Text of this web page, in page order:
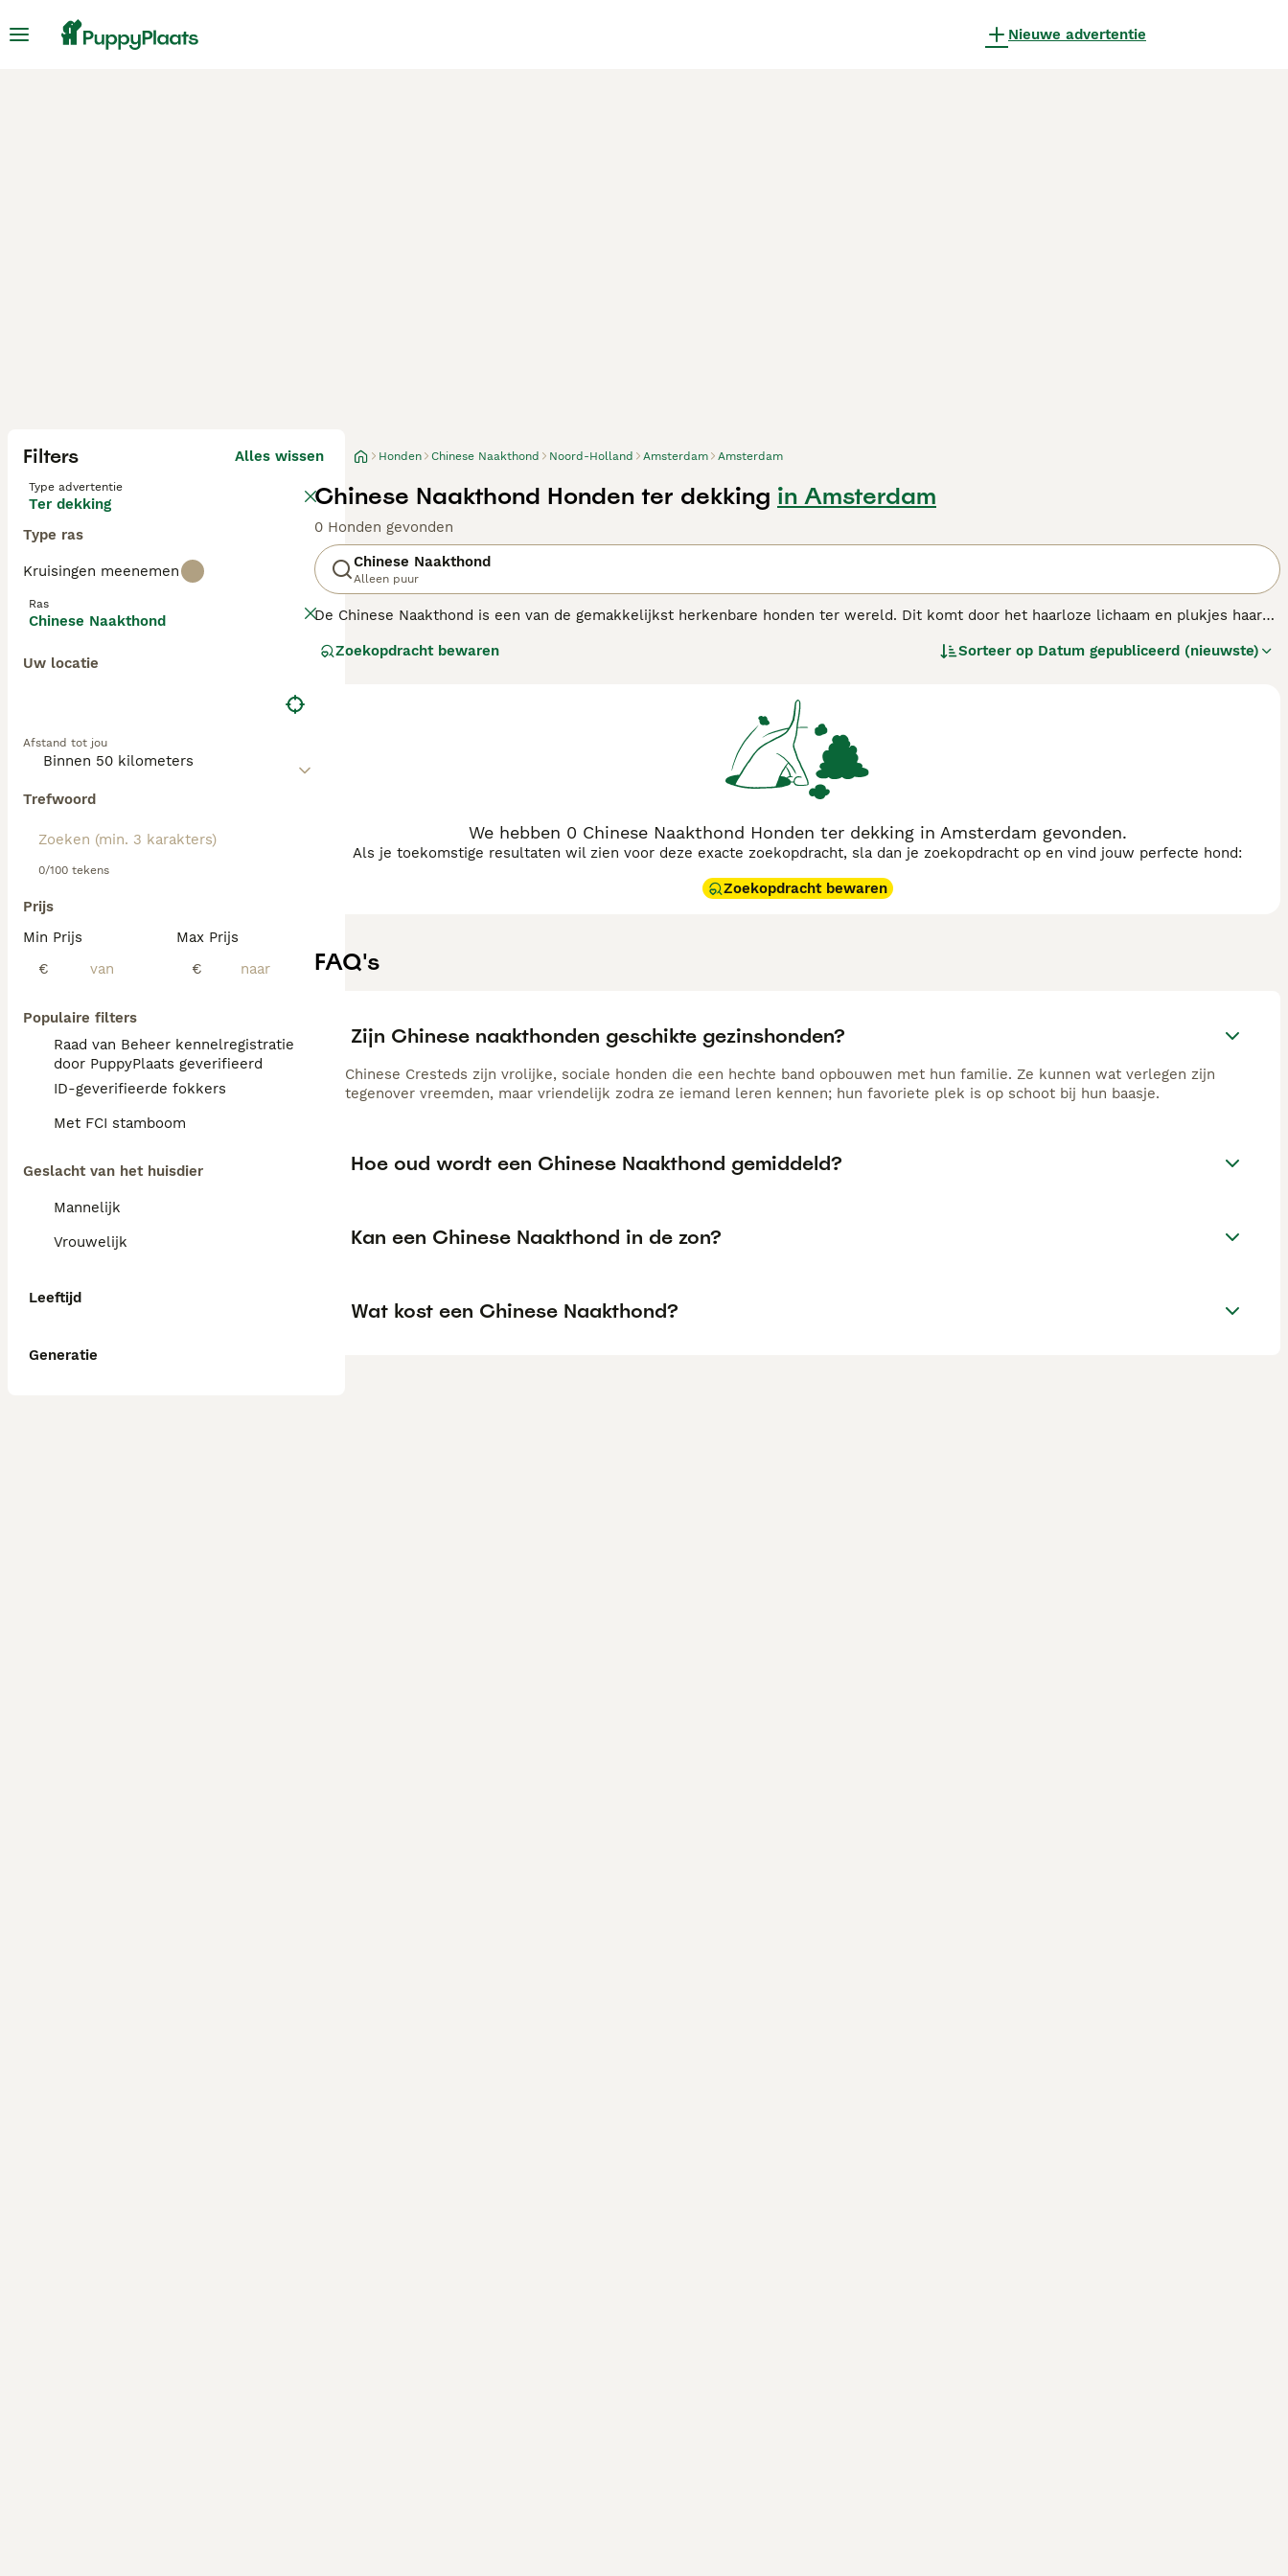
Nieuwe advertentie
Filters Alles wissen
Type advertentie
Ter dekking
Type ras
Kruisingen meenemen
Ras
Chinese Naakthond
Uw locatie
Afstand tot jou
Trefwoord
0/100 tekens
Prijs
Min Prijs
€
Max Prijs
€
Populaire filters
Raad van Beheer kennelregistratie
door PuppyPlaats geverifieerd
ID-geverifieerde fokkers
Met FCI stamboom
Geslacht van het huisdier
Mannelijk
Vrouwelijk
Leeftijd
Generatie
Honden Chinese Naakthond Noord-Holland Amsterdam Amsterdam
Chinese Naakthond Honden ter dekking in Amsterdam
0 Honden gevonden
Chinese Naakthond
Alleen puur
De Chinese Naakthond is een van de gemakkelijkst herkenbare honden ter wereld. Dit komt door het haarloze lichaam en plukjes haar
Zoekopdracht bewaren Sorteer op Datum gepubliceerd (nieuwste)
We hebben 0 Chinese Naakthond Honden ter dekking in Amsterdam gevonden.
Als je toekomstige resultaten wil zien voor deze exacte zoekopdracht, sla dan je zoekopdracht op en vind jouw perfecte hond:
Zoekopdracht bewaren
FAQ's
Zijn Chinese naakthonden geschikte gezinshonden?
Chinese Cresteds zijn vrolijke, sociale honden die een hechte band opbouwen met hun familie. Ze kunnen wat verlegen zijn
tegenover vreemden, maar vriendelijk zodra ze iemand leren kennen; hun favoriete plek is op schoot bij hun baasje.
Hoe oud wordt een Chinese Naakthond gemiddeld?
Kan een Chinese Naakthond in de zon?
Wat kost een Chinese Naakthond?